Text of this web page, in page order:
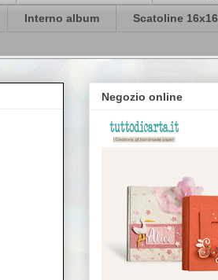
Interno album Scatoline 16x16
Negozio online